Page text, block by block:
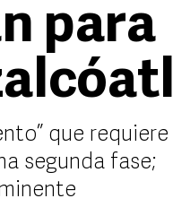
para
que requiere
segunda fase;